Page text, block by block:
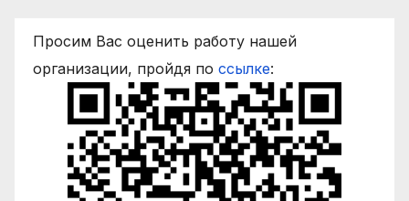
Просим Вас оценить работу нашей
организации, пройдя по ссылке: